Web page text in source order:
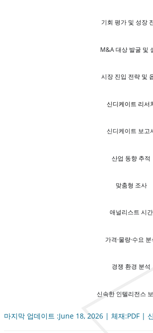
기회 평가 및 성장
M&A 대상 발굴 및
시장 진입 전략 및
신디케이트 리서
신디케이트 보고
산업 동향 추적
맞춤형 조사
애널리스트 시간
가격·물량·수요 분
경쟁 환경 분석
신속한 인텔리전스
마지막 업데이트 :June 18, 2026 | 체재:PDF |